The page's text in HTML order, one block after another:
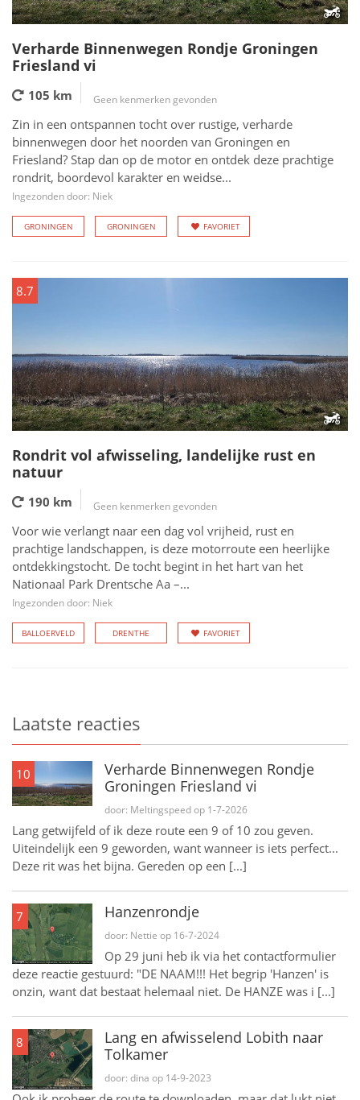
Verharde Binnenwegen Rondje Groningen
Friesland vi
105 km Geen kenmerken gevonden
Zin in een ontspannen tocht over rustige, verharde
binnenwegen door het noorden van Groningen en
Friesland? Stap dan op de motor en ontdek deze prachtige
rondrit, boordevol karakter en weidse...
Ingezonden door: Niek
GRONINGEN GRONINGEN FAVORIET
8.7
Rondrit vol afwisseling, landelijke rust en
natuur
190 km Geen kenmerken gevonden
Voor wie verlangt naar een dag vol vrijheid, rust en
prachtige landschappen, is deze motorroute een heerlijke
ontdekkingstocht. De tocht begint in het hart van het
Nationaal Park Drentsche Aa –...
Ingezonden door: Niek
BALLOERVELD DRENTHE FAVORIET
Laatste reacties
10
Verharde Binnenwegen Rondje
Groningen Friesland vi
door: Meltingspeed op 1-7-2026
Lang getwijfeld of ik deze route een 9 of 10 zou geven.
Uiteindelijk een 9 geworden, want wanneer is iets perfect...
Deze rit was het bijna. Gereden op een [...]
7 Hanzenrondje
door: Nettie op 16-7-2024
Op 29 juni heb ik via het contactformulier
deze reactie gestuurd: "DE NAAM!!! Het begrip 'Hanzen' is
onzin, want dat bestaat helemaal niet. De HANZE was i [...]
8
Lang en afwisselend Lobith naar
Tolkamer
door: dina op 14-9-2023